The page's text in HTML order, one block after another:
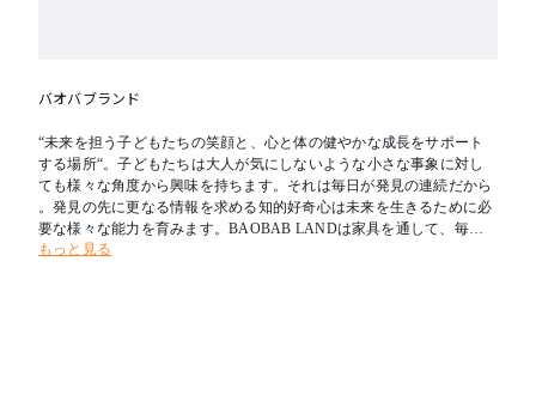
バオバブランド
“未来を担う子どもたちの笑顔と、心と体の健やかな成長をサポート
する場所“。子どもたちは大人が気にしないような小さな事象に対し
ても様々な角度から興味を持ちます。それは毎日が発見の連続だから
。発見の先に更なる情報を求める知的好奇心は未来を生きるために必
要な様々な能力を育みます。BAOBAB LANDは家具を通して、毎日
を楽しみながらぐんぐん成長していく子どもたちの「遊びたい」「使
もっと見る